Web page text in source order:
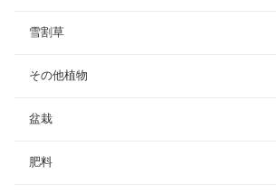
雪割草
その他植物
盆栽
肥料